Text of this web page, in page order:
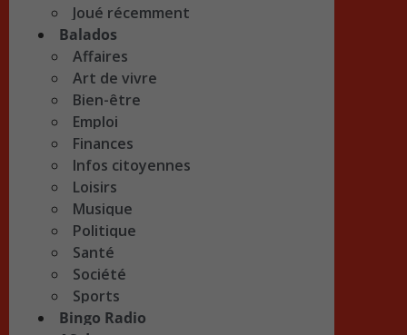
Joué récemment
Balados
Affaires
Art de vivre
Bien-être
Emploi
Finances
Infos citoyennes
Loisirs
Musique
Politique
Santé
Société
Sports
Bingo Radio